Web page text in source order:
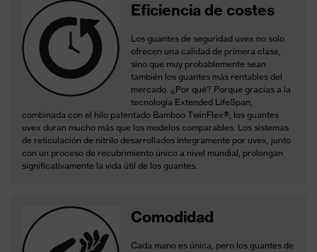
Eficiencia de costes
Los guantes de seguridad uvex no solo
ofrecen una calidad de primera clase,
sino que muy probablemente sean
también los guantes más rentables del
mercado. ¿Por qué? Porque gracias a la
tecnología Extended LifeSpan,
combinada con el hilo patentado Bamboo TwinFlex®, los guantes
uvex duran mucho más que los modelos comparables. Los sistemas
de reticulación de nitrilo desarrollados íntegramente por uvex, junto
con un proceso de recubrimiento único a nivel mundial, prolongan
significativamente la vida útil de los guantes.
Comodidad
Cada mano es única, pero los guantes de